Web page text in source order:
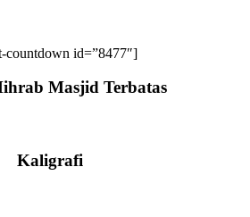
countdown id=”8477″]
Masjid Terbatas
Kaligrafi